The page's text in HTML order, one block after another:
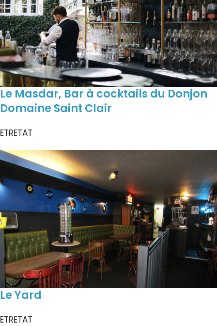
Le Masdar, Bar à cocktails du Donjon
Domaine Saint Clair
ETRETAT
Le Yard
ETRETAT